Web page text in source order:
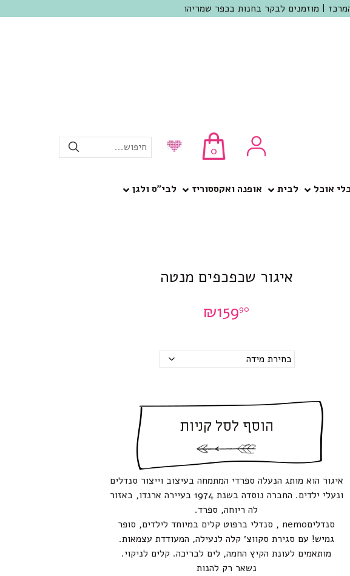
0 חיפוש...
אוכל לבית אופנה ואקססוריז
לבי”ס ולגן
איגור שכפכפים מנטה
₪15990
הוסף לסל קניות
איגור הוא מותג הנעלה ספרדי המתמחה בעיצוב וייצור סנדלים
ונעלי ילדים. החברה נוסדה בשנת 1974 בעיירה ארנדו, באזור
לה ריוחה, ספרד.
סנדליםnemo , סנדלי ברפוט קלים במיוחד לילדים, סופר
גמיש! עם סגירת סקווצ׳ קלה לנעילה, המעודדת עצמאות.
מותאמים לעונת הקיץ החמה, לים לבריכה. קלים לניקוי.
נשאר רק להנות